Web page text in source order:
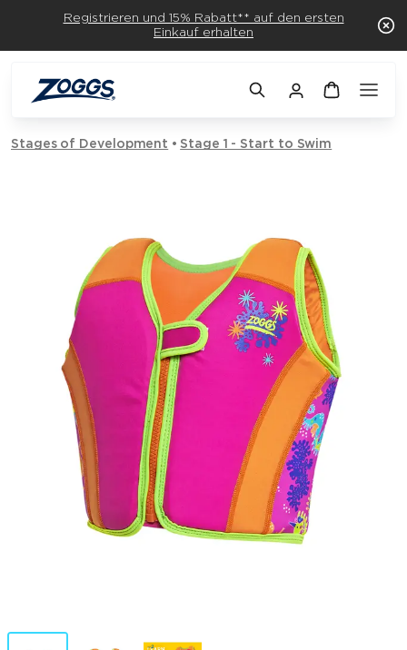
Registrieren und 15% Rabatt** auf den ersten
Einkauf erhalten
Stages of Development Stage 1 - Start to Swim